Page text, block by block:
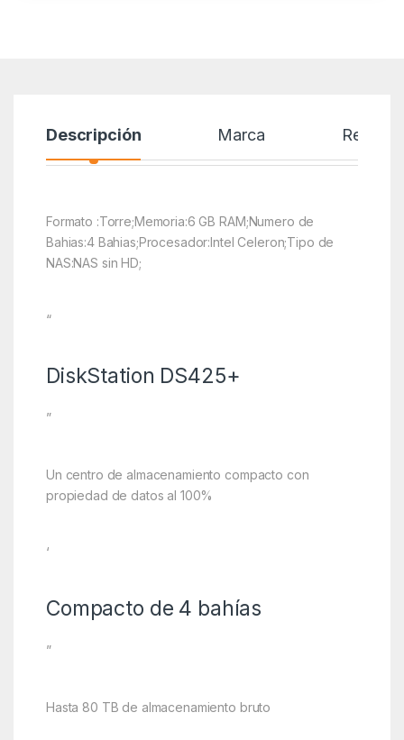
Descripción Marca Reseñas
Formato :Torre;Memoria:6 GB RAM;Numero de
Bahias:4 Bahias;Procesador:Intel Celeron;Tipo de
NAS:NAS sin HD;
“
DiskStation DS425+
”
Un centro de almacenamiento compacto con
propiedad de datos al 100%
‘
Compacto de 4 bahías
”
Hasta 80 TB de almacenamiento bruto